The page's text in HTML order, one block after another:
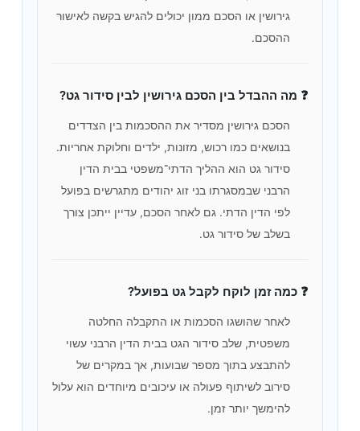
גירושין או הסכם ממון יכולים להגיש בקשה לאישור
ההסכם.
❓ מה ההבדל בין הסכם גירושין לבין סידור גט?
הסכם גירושין מסדיר את ההסכמות בין הצדדים
בנושאים כמו רכוש, מזונות, ילדים וחלוקת אחריות.
סידור גט הוא ההליך הדתי־משפטי בבית הדין
הרבני שבמסגרתו בני זוג יהודים מתגרשים בפועל
לפי הדין הדתי. גם לאחר הסכם, עדיין ייתכן צורך
בשלב של סידור גט.
❓ כמה זמן לוקח לקבל גט בפועל?
לאחר שהושגו הסכמות או התקבלה החלטה
משפטית, שלב סידור הגט בבית הדין הרבני עשוי
להתבצע בתוך מספר שבועות, אך במקרים של
סירוב לשיתוף פעולה או עיכובים מיוחדים הוא עלול
להימשך יותר זמן.